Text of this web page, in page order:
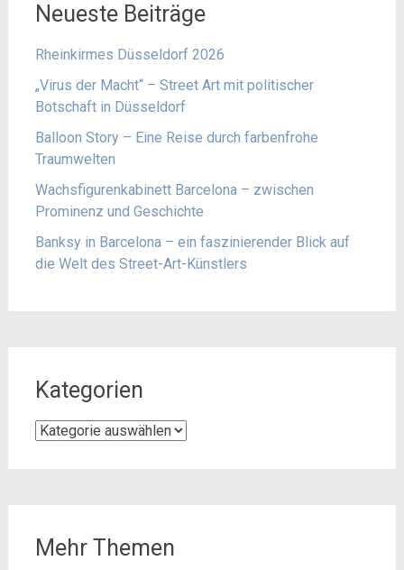
Neueste Beiträge
Rheinkirmes Düsseldorf 2026
„Virus der Macht“ – Street Art mit politischer
Botschaft in Düsseldorf
Balloon Story – Eine Reise durch farbenfrohe
Traumwelten
Wachsfigurenkabinett Barcelona – zwischen
Prominenz und Geschichte
Banksy in Barcelona – ein faszinierender Blick auf
die Welt des Street-Art-Künstlers
Kategorien
Kategorien
Mehr Themen